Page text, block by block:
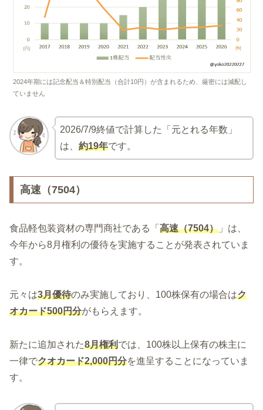
2024年期には記念配当＆特別配当（合計10円）が含まれるため、厳密には減配し
ていません
2026/7/9終値で計算した「元とれる年数」
は、 約19年です。
高速（7504）
食品軽包装資材の専門商社である「 高速（7504） 」は、
今年から8月権利の優待を実施することが発表されていま
す。
元々は3月優待のみ実施しており、100株保有の場合はク
オカード500円分がもらえます。
新たに追加された8月権利では、100株以上保有の株主に
一律でクオカード2,000円分を進呈することになっていま
す。